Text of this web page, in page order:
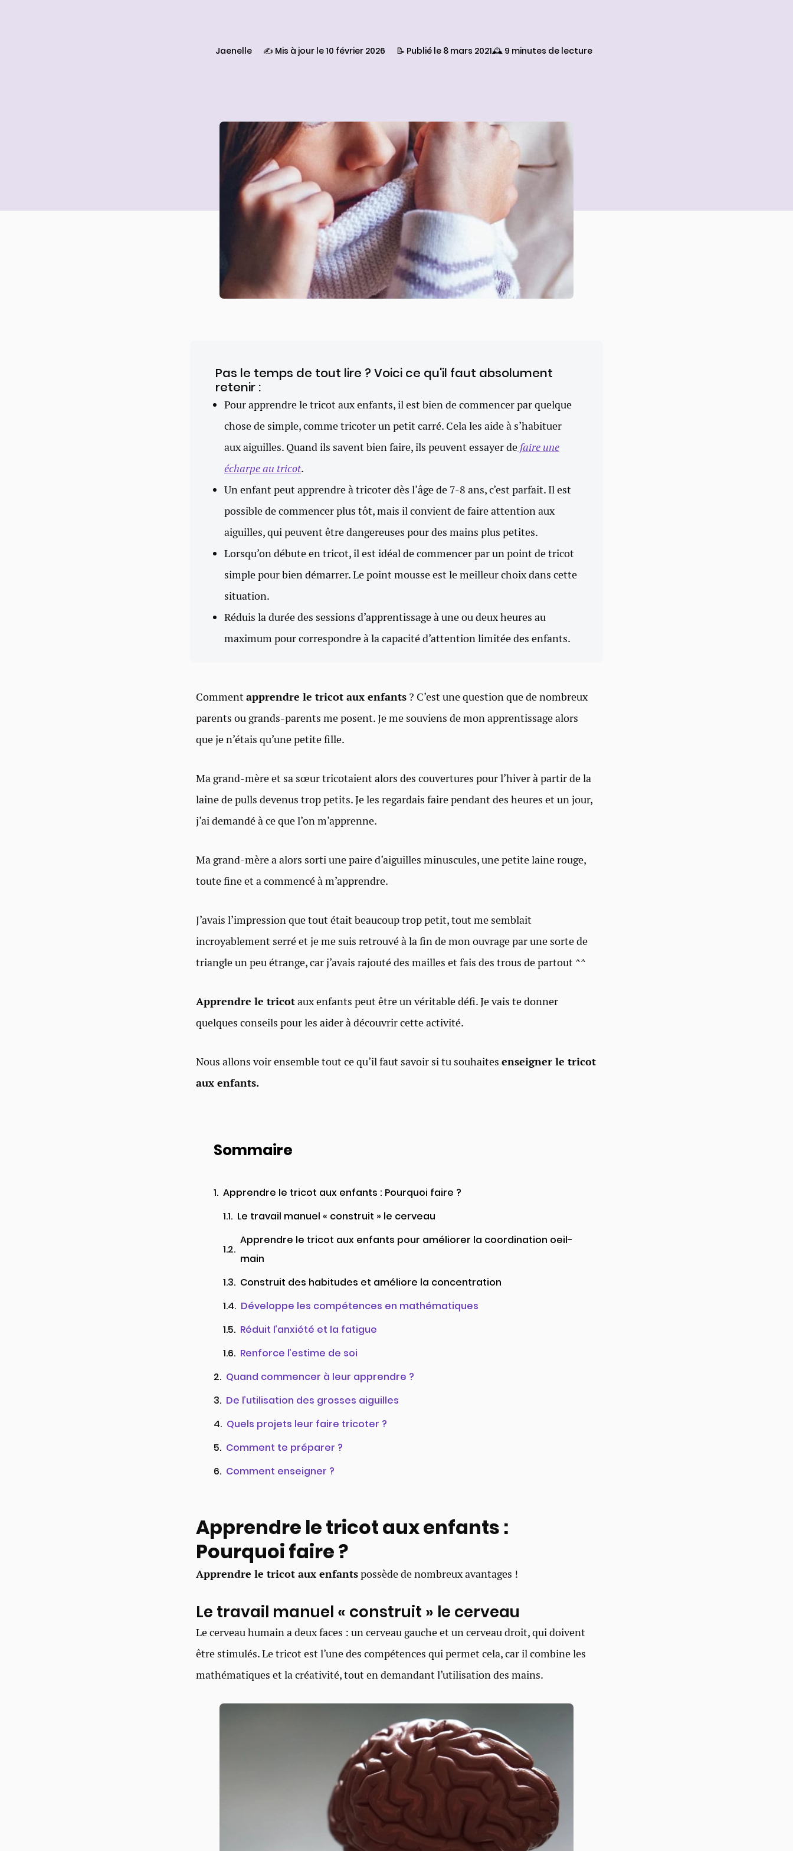
Jaenelle ✍️ Mis à jour le 10 février 2026 📝 Publié le 8 mars 2021🕰️ 9 minutes de lecture
Pas le temps de tout lire ? Voici ce qu'il faut absolument
retenir :
Pour apprendre le tricot aux enfants, il est bien de commencer par quelque
chose de simple, comme tricoter un petit carré. Cela les aide à s’habituer
aux aiguilles. Quand ils savent bien faire, ils peuvent essayer de faire une
écharpe au tricot.
Un enfant peut apprendre à tricoter dès l’âge de 7-8 ans, c’est parfait. Il est
possible de commencer plus tôt, mais il convient de faire attention aux
aiguilles, qui peuvent être dangereuses pour des mains plus petites.
Lorsqu’on débute en tricot, il est idéal de commencer par un point de tricot
simple pour bien démarrer. Le point mousse est le meilleur choix dans cette
situation.
Réduis la durée des sessions d’apprentissage à une ou deux heures au
maximum pour correspondre à la capacité d’attention limitée des enfants.
Commentapprendre le tricot aux enfants ? C’est une question que de nombreux
parents ou grands-parents me posent. Je me souviens de mon apprentissage alors
que je n’étais qu’une petite fille.
Ma grand-mère et sa sœur tricotaient alors des couvertures pour l’hiver à partir de la
laine de pulls devenus trop petits. Je les regardais faire pendant des heures et un jour,
j’ai demandé à ce que l’on m’apprenne.
Ma grand-mère a alors sorti une paire d’aiguilles minuscules, une petite laine rouge,
toute fine et a commencé à m’apprendre.
J’avais l’impression que tout était beaucoup trop petit, tout me semblait
incroyablement serré et je me suis retrouvé à la fin de mon ouvrage par une sorte de
triangle un peu étrange, car j’avais rajouté des mailles et fais des trous de partout ^^
Apprendre le tricotaux enfants peut être un véritable défi. Je vais te donner
quelques conseils pour les aider à découvrir cette activité.
Nous allons voir ensemble tout ce qu’il faut savoir si tu souhaites enseigner le tricot
aux enfants.
Sommaire
Apprendre le tricot aux enfants : Pourquoi faire ?
Le travail manuel « construit » le cerveau
Apprendre le tricot aux enfants pour améliorer la coordination oeil-
main
Construit des habitudes et améliore la concentration
Développe les compétences en mathématiques
Réduit l’anxiété et la fatigue
Renforce l’estime de soi
Quand commencer à leur apprendre ?
De l’utilisation des grosses aiguilles
Quels projets leur faire tricoter ?
Comment te préparer ?
Comment enseigner ?
Apprendre le tricot aux enfants :
Pourquoi faire ?
Apprendre le tricot aux enfantspossède de nombreux avantages !
Le travail manuel « construit » le cerveau
Le cerveau humain a deux faces : un cerveau gauche et un cerveau droit, qui doivent
être stimulés. Le tricot est l’une des compétences qui permet cela, car il combine les
mathématiques et la créativité, tout en demandant l’utilisation des mains.